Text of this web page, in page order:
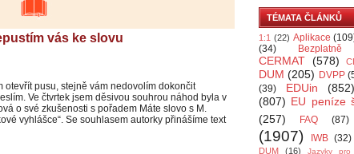
vás ke slovu
otevřít pusu, stejně vám nedovolím dokončit
Ve čtvrtek jsem děsivou souhrou náhod byla v
o své zkušenosti s pořadem Máte slovo s M.
vyhlášce“. Se souhlasem autorky přinášíme text
TÉMATA ČLÁNKŮ
1:1 (22) Aplikace
(34)
Bezplatně
CERMAT (578)
DUM (205) DVPP
(39)
EDUin (852)
(807) EU peníze
(257)
FAQ (87)
(1907)
IWB (32)
DUM
(16) Jazyky